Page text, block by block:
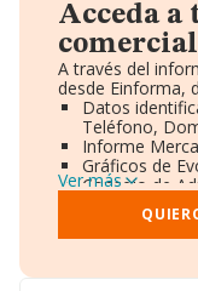
Acceda
A través del
desde Einforma,
Datos
Teléfono,
Informe
Gráficos de
Consejo de
Directivos y
Accionistas.
Información
Ver más